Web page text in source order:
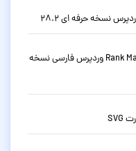
دانلود افزونه سئو حرفه ای رنک مث Rank Math Pro وردپرس فارسی نسخه